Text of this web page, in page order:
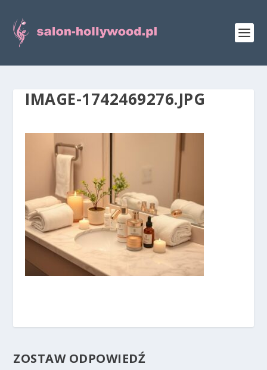
IMAGE-1742469276.JPG
ZOSTAW ODPOWIEDŹ